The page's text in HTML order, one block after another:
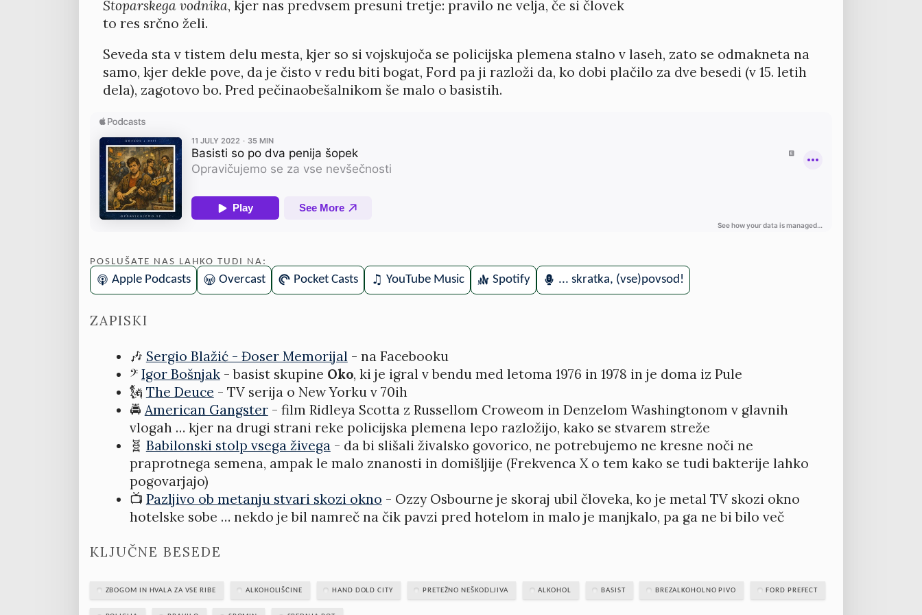
Štoparskega vodnika, kjer nas predvsem presuni tretje: pravilo ne velja, če si človek
to res srčno želi.
Seveda sta v tistem delu mesta, kjer so si vojskujoča se policijska plemena stalno v laseh, zato se odmakneta na
samo, kjer dekle pove, da je čisto v redu biti bogat, Ford pa ji razloži da, ko dobi plačilo za dve besedi (v 15. letih
dela), zagotovo bo. Pred pečinaobešalnikom še malo o basistih.
POSLUŠATE NAS LAHKO TUDI NA:
Apple Podcasts Overcast Pocket Casts YouTube Music Spotify ... skratka, (vse)povsod!
ZAPISKI
🎶 Sergio Blažić - Đoser Memorijal - na Facebooku
𝄢 Igor Bošnjak- basist skupine Oko, ki je igral v bendu med letoma 1976 in 1978 in je doma iz Pule
🗽 The Deuce - TV serija o New Yorku v 70ih
🚔 American Gangster- film Ridleya Scotta z Russellom Croweom in Denzelom Washingtonom v glavnih
vlogah … kjer na drugi strani reke policijska plemena lepo razložijo, kako se stvarem streže
🧬 Babilonski stolp vsega živega- da bi slišali živalsko govorico, ne potrebujemo ne kresne noči ne
praprotnega semena, ampak le malo znanosti in domišljije (Frekvenca X o tem kako se tudi bakterije lahko
pogovarjajo)
📺 Pazljivo ob metanju stvari skozi okno - Ozzy Osbourne je skoraj ubil človeka, ko je metal TV skozi okno
hotelske sobe … nekdo je bil namreč na čik pavzi pred hotelom in malo je manjkalo, pa ga ne bi bilo več
KLJUČNE BESEDE
ZBOGOM IN HVALA ZA VSE RIBE ALKOHOLIŠČINE HAND DOLD CITY PRETEŽNO NEŠKODLJIVA ALKOHOL BASIST BREZALKOHOLNO PIVO FORD PREFECT